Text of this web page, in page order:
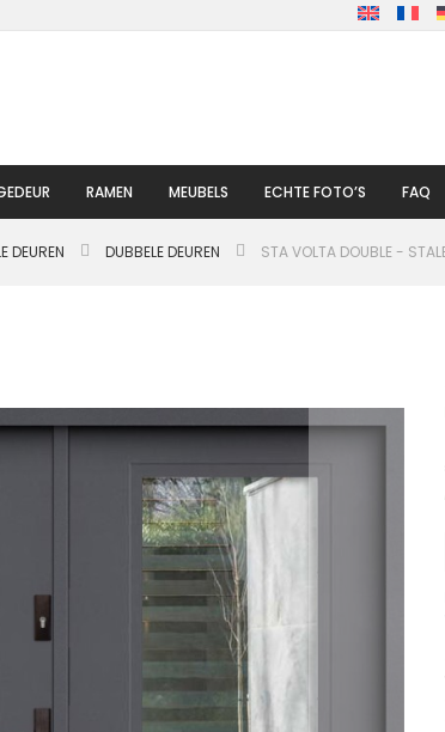
RAMEN MEUBELS ECHTE FOTO’S FAQ
DEUREN DUBBELE DEUREN STA VOLTA DOUBLE -